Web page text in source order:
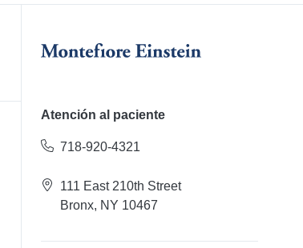
Atención al paciente
718-920-4321
111 East 210th Street
Bronx, NY 10467